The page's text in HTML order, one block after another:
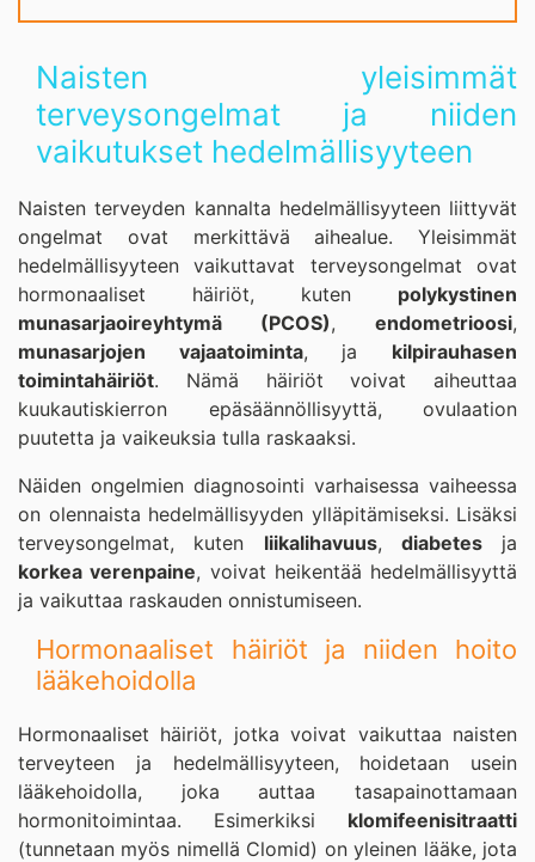
Naisten yleisimmät
terveysongelmat ja niiden
vaikutukset hedelmällisyyteen
Naisten terveyden kannalta hedelmällisyyteen liittyvät
ongelmat ovat merkittävä aihealue. Yleisimmät
hedelmällisyyteen vaikuttavat terveysongelmat ovat
hormonaaliset häiriöt, kuten polykystinen
munasarjaoireyhtymä (PCOS), endometrioosi,
munasarjojen vajaatoiminta, ja kilpirauhasen
toimintahäiriöt. Nämä häiriöt voivat aiheuttaa
kuukautiskierron epäsäännöllisyyttä, ovulaation
puutetta ja vaikeuksia tulla raskaaksi.
Näiden ongelmien diagnosointi varhaisessa vaiheessa
on olennaista hedelmällisyyden ylläpitämiseksi. Lisäksi
terveysongelmat, kuten liikalihavuus, diabetesja
korkea verenpaine, voivat heikentää hedelmällisyyttä
ja vaikuttaa raskauden onnistumiseen.
Hormonaaliset häiriöt ja niiden hoito
lääkehoidolla
Hormonaaliset häiriöt, jotka voivat vaikuttaa naisten
terveyteen ja hedelmällisyyteen, hoidetaan usein
lääkehoidolla, joka auttaa tasapainottamaan
hormonitoimintaa. Esimerkiksi klomifeenisitraatti
(tunnetaan myös nimellä Clomid) on yleinen lääke, jota